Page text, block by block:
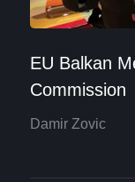
EU Balkan
Commission
Damir Zovic